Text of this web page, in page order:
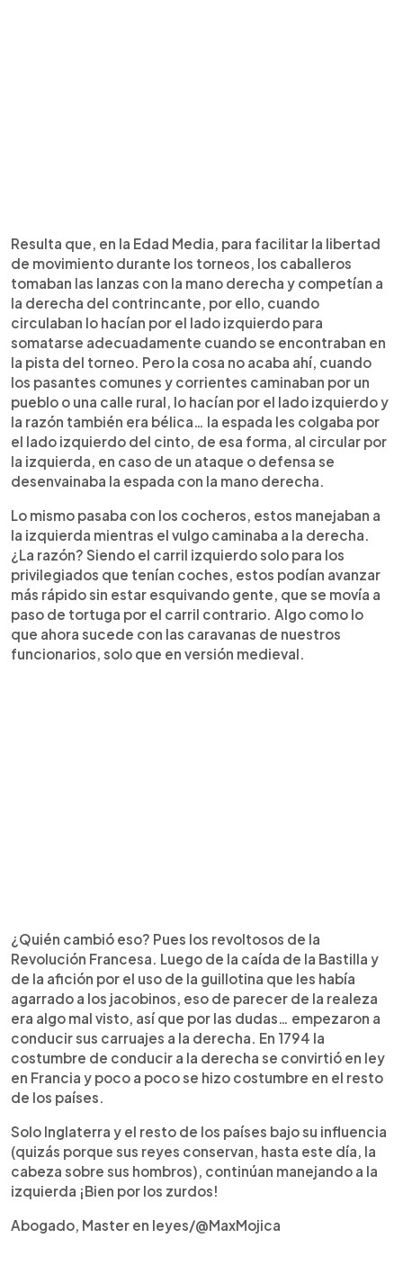
Resulta que, en la Edad Media, para facilitar la libertad
de movimiento durante los torneos, los caballeros
tomaban las lanzas con la mano derecha y competían a
la derecha del contrincante, por ello, cuando
circulaban lo hacían por el lado izquierdo para
somatarse adecuadamente cuando se encontraban en
la pista del torneo. Pero la cosa no acaba ahí, cuando
los pasantes comunes y corrientes caminaban por un
pueblo o una calle rural, lo hacían por el lado izquierdo y
la razón también era bélica… la espada les colgaba por
el lado izquierdo del cinto, de esa forma, al circular por
la izquierda, en caso de un ataque o defensa se
desenvainaba la espada con la mano derecha.
Lo mismo pasaba con los cocheros, estos manejaban a
la izquierda mientras el vulgo caminaba a la derecha.
¿La razón? Siendo el carril izquierdo solo para los
privilegiados que tenían coches, estos podían avanzar
más rápido sin estar esquivando gente, que se movía a
paso de tortuga por el carril contrario. Algo como lo
que ahora sucede con las caravanas de nuestros
funcionarios, solo que en versión medieval.
¿Quién cambió eso? Pues los revoltosos de la
Revolución Francesa. Luego de la caída de la Bastilla y
de la afición por el uso de la guillotina que les había
agarrado a los jacobinos, eso de parecer de la realeza
era algo mal visto, así que por las dudas… empezaron a
conducir sus carruajes a la derecha. En 1794 la
costumbre de conducir a la derecha se convirtió en ley
en Francia y poco a poco se hizo costumbre en el resto
de los países.
Solo Inglaterra y el resto de los países bajo su influencia
(quizás porque sus reyes conservan, hasta este día, la
cabeza sobre sus hombros), continúan manejando a la
izquierda ¡Bien por los zurdos!
Abogado, Master en leyes/@MaxMojica